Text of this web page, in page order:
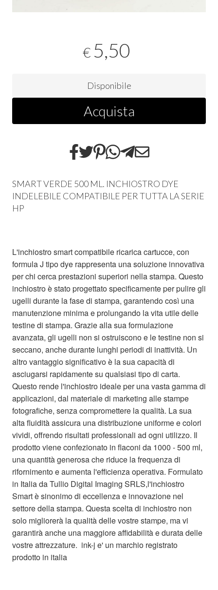
€ 5,50
Disponibile
Acquista
SMART VERDE 500 ML. INCHIOSTRO DYE
INDELEBILE COMPATIBILE PER TUTTA LA SERIE
HP
L'inchiostro smart compatibile ricarica cartucce, con
formula J tipo dye rappresenta una soluzione innovativa
per chi cerca prestazioni superiori nella stampa. Questo
inchiostro è stato progettato specificamente per pulire gli
ugelli durante la fase di stampa, garantendo così una
manutenzione minima e prolungando la vita utile delle
testine di stampa. Grazie alla sua formulazione
avanzata, gli ugelli non si ostruiscono e le testine non si
seccano, anche durante lunghi periodi di inattività. Un
altro vantaggio significativo è la sua capacità di
asciugarsi rapidamente su qualsiasi tipo di carta.
Questo rende l'inchiostro ideale per una vasta gamma di
applicazioni, dal materiale di marketing alle stampe
fotografiche, senza compromettere la qualità. La sua
alta fluidità assicura una distribuzione uniforme e colori
vividi, offrendo risultati professionali ad ogni utilizzo. Il
prodotto viene confezionato in flaconi da 1000 - 500 ml,
una quantità generosa che riduce la frequenza di
rifornimento e aumenta l'efficienza operativa. Formulato
in Italia da Tullio Digital Imaging SRLS,l'inchiostro
Smart è sinonimo di eccellenza e innovazione nel
settore della stampa. Questa scelta di inchiostro non
solo migliorerà la qualità delle vostre stampe, ma vi
garantirà anche una maggiore affidabilità e durata delle
vostre attrezzature. ink-j e' un marchio registrato
prodotto in italia